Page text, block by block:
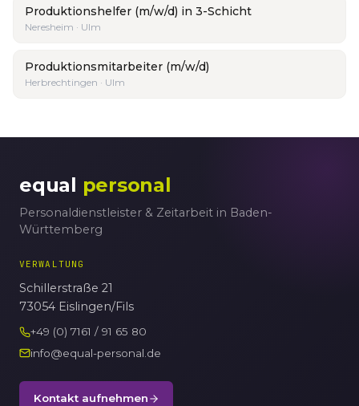
Produktionshelfer (m/w/d) in 3-Schicht
Neresheim · Ulm
Produktionsmitarbeiter (m/w/d)
Herbrechtingen · Ulm
equal personal
Personaldienstleister & Zeitarbeit in Baden-
Württemberg
VERWALTUNG
Schillerstraße 21
73054 Eislingen/Fils
+49 (0) 7161 / 91 65 80
info@equal-personal.de
Kontakt aufnehmen